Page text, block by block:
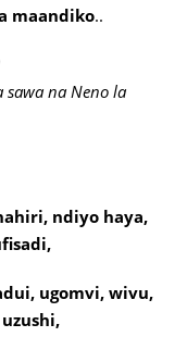
maandiko..
sawa na Neno la
ndiyo haya,
ugomvi, wivu,